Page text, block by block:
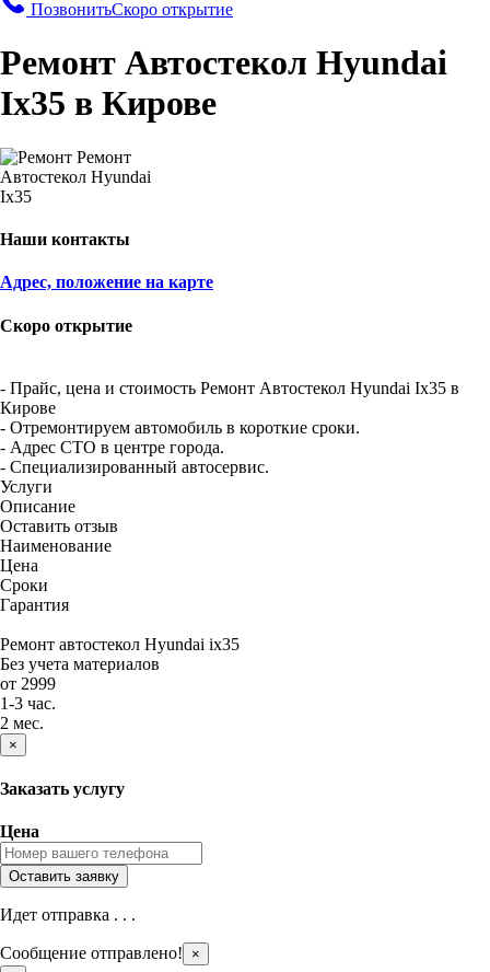
ПозвонитьСкоро открытие
Ремонт Автостекол Hyundai
Ix35 в Кирове
Наши контакты
Адрес, положение на карте
Скоро открытие
- Прайс, цена и стоимость Ремонт Автостекол Hyundai Ix35 в
Кирове
- Отремонтируем автомобиль в короткие сроки.
- Адрес СТО в центре города.
- Специализированный автосервис.
Услуги
Описание
Оставить отзыв
Наименование
Цена
Сроки
Гарантия
Ремонт автостекол Hyundai ix35
Без учета материалов
от 2999
1-3 час.
2 мес.
×
Заказать услугу
Цена
Идет отправка . . .
Сообщение отправлено!
×